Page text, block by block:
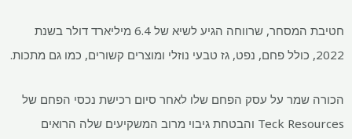
חטיבת המסחר, שרווחה הגיע לשיא של 6.4 מיליארד דולר בשנת
על עסק הפחם שלו לאחר סיום רכישת נכסי הפחם של
Teck Resources והבטחת גיבוי מרוב המשקיעים שלה הרואים